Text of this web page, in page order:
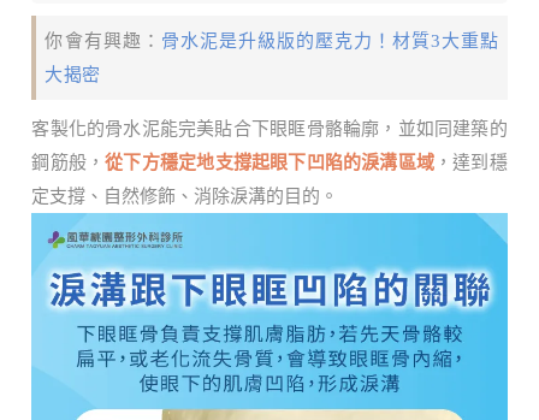
你會有興趣： 骨水泥是升級版的壓克力！材質3大重點
大揭密
客製化的骨水泥能完美貼合下眼眶骨骼輪廓，並如同建築的
鋼筋般，從下方穩定地支撐起眼下凹陷的淚溝區域，達到穩
定支撐、自然修飾、消除淚溝的目的。